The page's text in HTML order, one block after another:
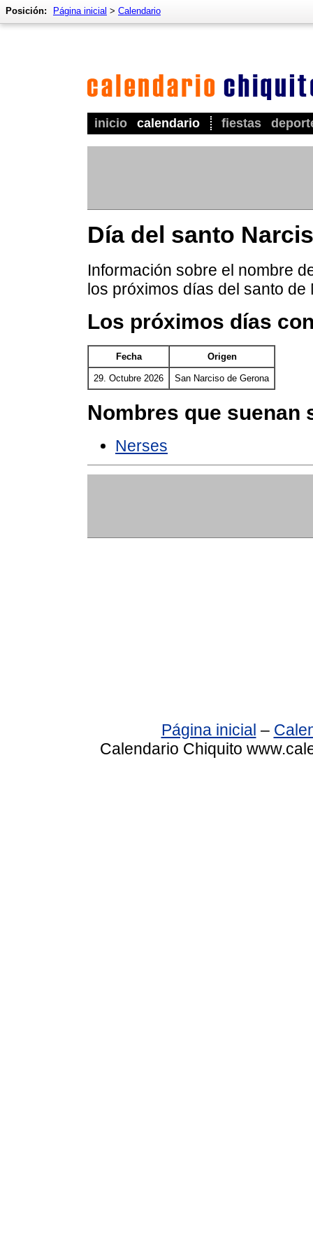
inicio calendario fiestas
Posición: Página inicial > Calendario
Día del santo
Información sobre el nombre
los próximos días del santo de
Los próximos días
Fecha Origen
29. Octubre 2026 San Narciso de Gerona
Nombres que suenan
Nerses
Página inicial –
Calendario Chiquito